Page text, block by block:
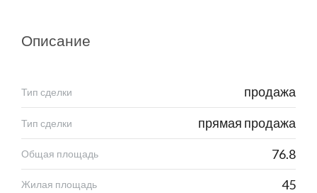
Описание
Тип сделки продажа
Тип сделки прямая продажа
Общая площадь 76.8
Жилая площадь 45